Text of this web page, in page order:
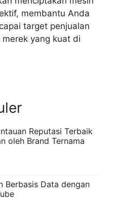
membantu Anda
target penjualan
yang kuat di
Reputasi Terbaik
oleh Brand Ternama
Berbasis Data dengan